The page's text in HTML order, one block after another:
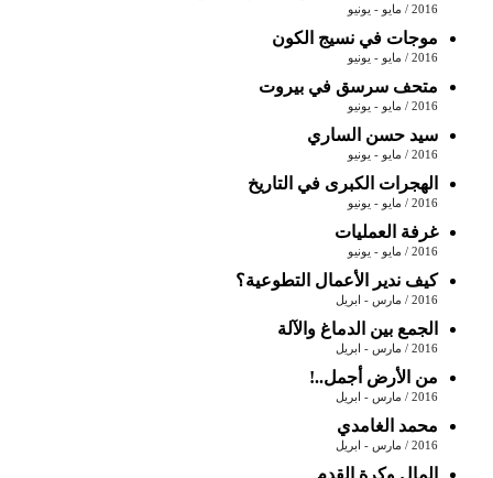
2016 / مايو - يونيو
موجات في نسيج الكون
2016 / مايو - يونيو
متحف سرسق في بيروت
2016 / مايو - يونيو
سيد حسن الساري
2016 / مايو - يونيو
الهجرات‭ ‬الكبرى في‭ ‬التاريخ
2016 / مايو - يونيو
غرفة العمليات
2016 / مايو - يونيو
كيف ندير الأعمال التطوعية؟
2016 / مارس - ابريل
الجمع بين الدماغ والآلة
2016 / مارس - ابريل
من الأرض أجمل..!
2016 / مارس - ابريل
محمد الغامدي
2016 / مارس - ابريل
المال وكرة القدم